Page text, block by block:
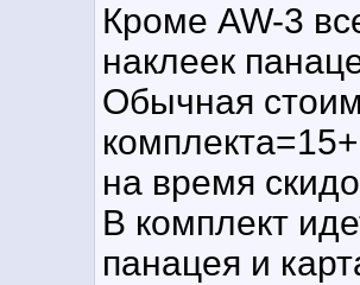
Кроме AW-3
наклеек
Обычная
на время
В комплект
панацея и